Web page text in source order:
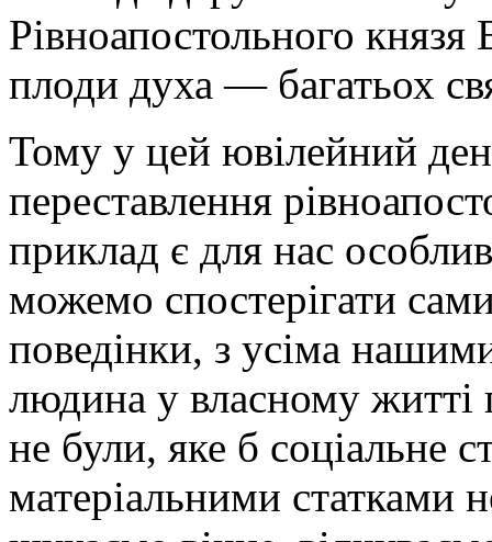
Рівноапостольного
плоди духа — багатьох
Тому у цей ювілейний
переставлення
приклад є для нас
можемо спостерігати
поведінки, з усіма
людина у власному
не були, яке б соціальне
матеріальними статками